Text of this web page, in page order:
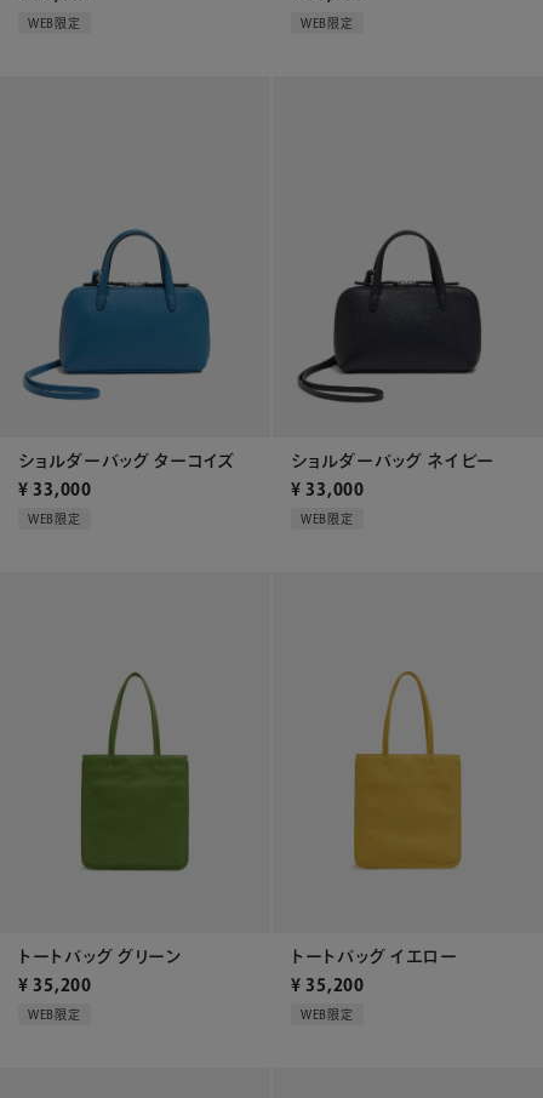
WEB限定 WEB限定
ショルダーバッグ ターコイズ
¥ 33,000
WEB限定
ショルダーバッグ ネイビー
¥ 33,000
WEB限定
トートバッグ グリーン
¥ 35,200
WEB限定
トートバッグ イエロー
¥ 35,200
WEB限定